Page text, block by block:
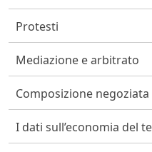
Protesti
Mediazione e arbitrato
Composizione
I dati sull’economia del